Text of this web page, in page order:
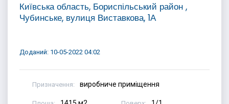
Київська область, Бориспільський район ,
Чубинське, вулиця Виставкова, 1А
Доданий: 10-05-2022 04:02
Призначення: виробниче приміщення